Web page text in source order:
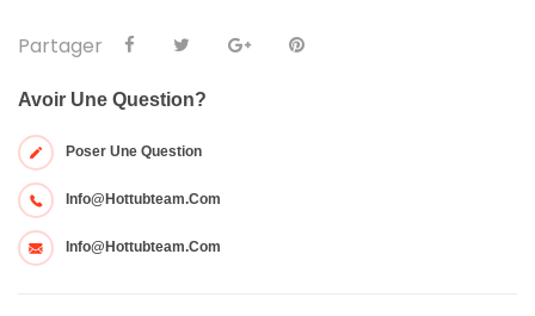
Partager
Avoir Une Question?
Poser Une Question
Info@hottubteam.com
Info@hottubteam.com